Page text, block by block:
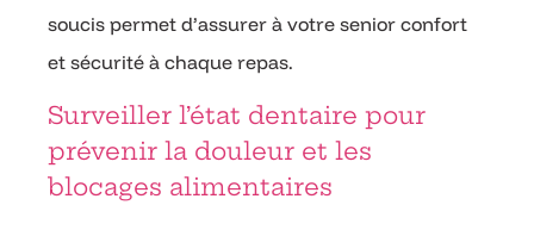
soucis permet d’assurer à votre senior confort
et sécurité à chaque repas.
Surveiller l’état dentaire pour
prévenir la douleur et les
blocages alimentaires